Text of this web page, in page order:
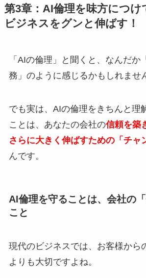
第3章：AI倫理を味方につけ
ビジネスをグンと伸ばす！
「AIの倫理」と聞くと、なんだか
務」のように感じるかもしれませ
でも実は、AIの倫理をきちんと理
ことは、あなたの会社の信頼を築
さらに大きく伸ばすための「チャ
んです。
AI倫理を守ることは、会社の
こと
現代のビジネスでは、お客様から
よりも大切ですよね。